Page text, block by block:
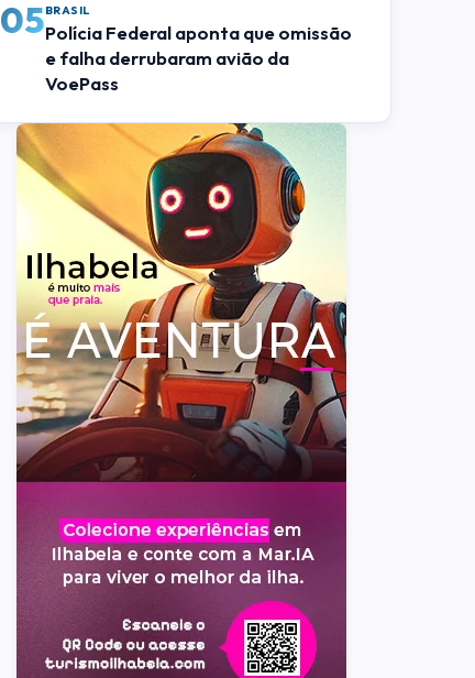
05BRASIL
Polícia Federal aponta que omissão
e falha derrubaram avião da
VoePass